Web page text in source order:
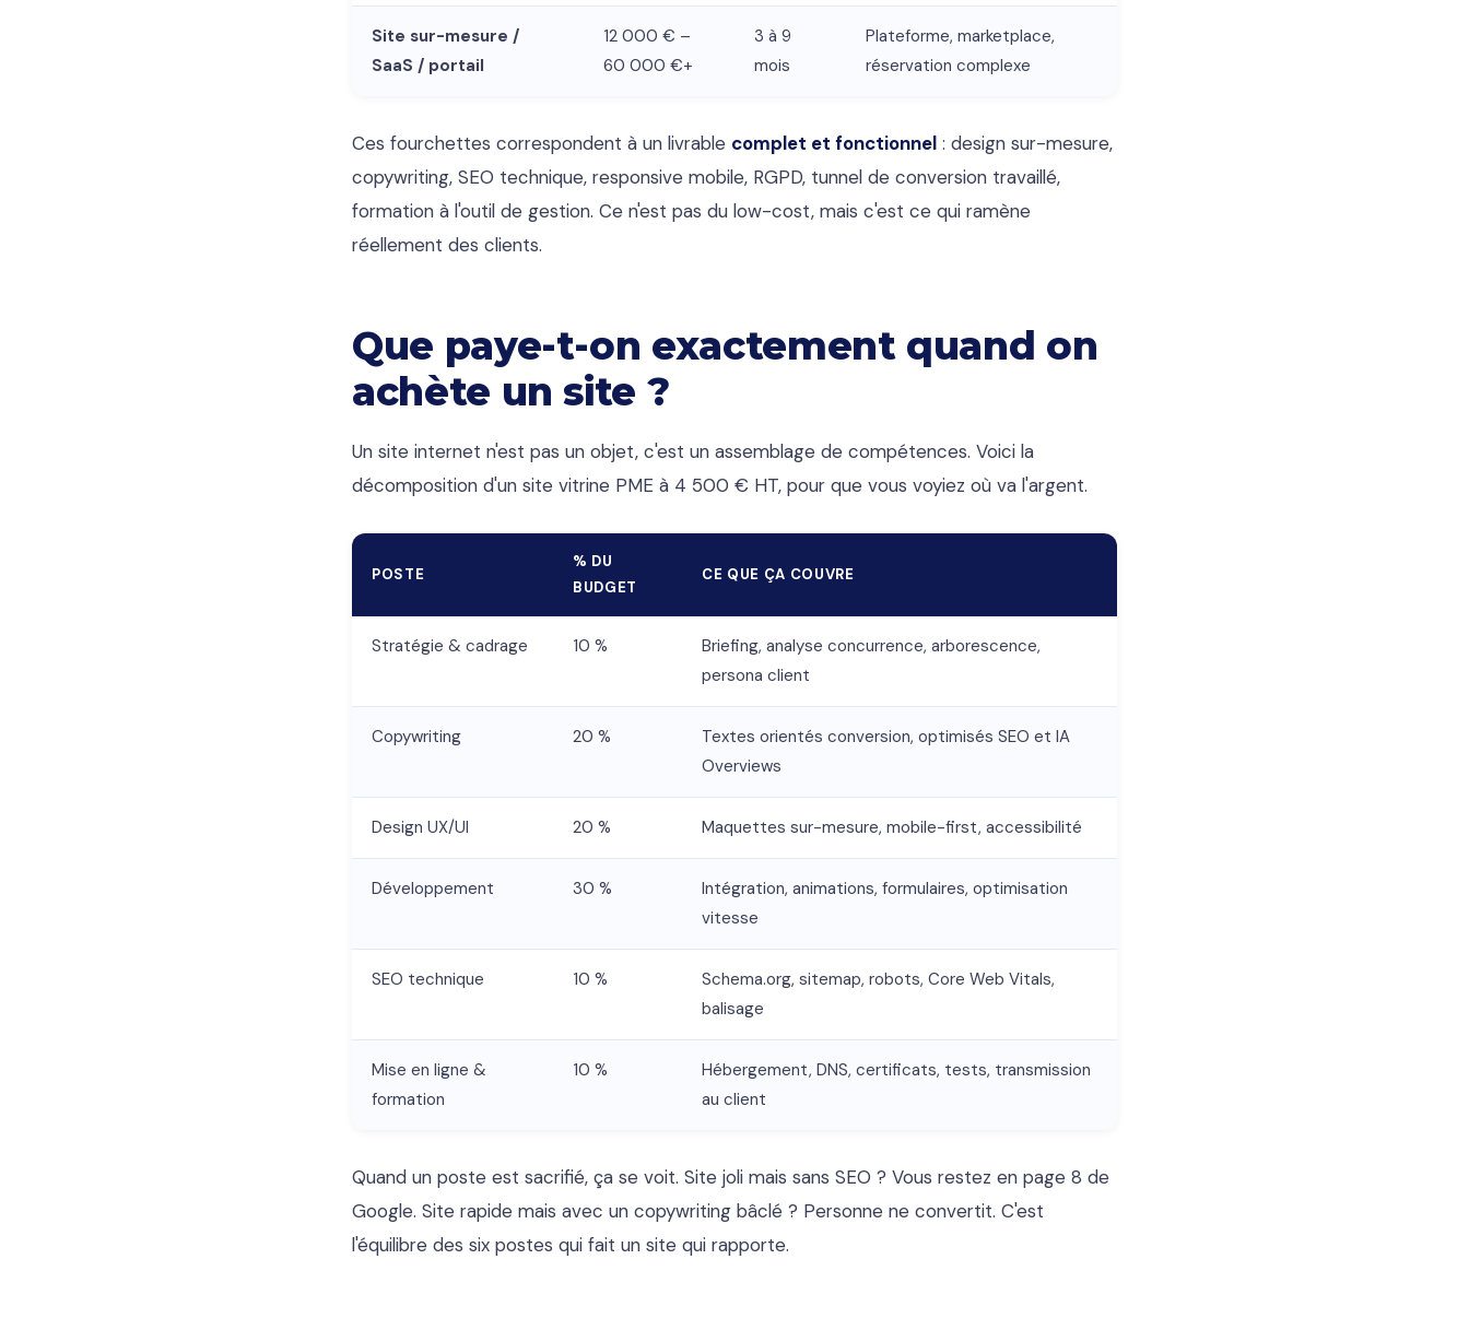
Site sur-mesure /
SaaS / portail
12 000 € –
60 000 €+
3 à 9
mois
Plateforme, marketplace,
réservation complexe
Ces fourchettes correspondent à un livrable complet et fonctionnel : design sur-mesure,
copywriting, SEO technique, responsive mobile, RGPD, tunnel de conversion travaillé,
formation à l'outil de gestion. Ce n'est pas du low-cost, mais c'est ce qui ramène
réellement des clients.
Que paye-t-on exactement quand on
achète un site ?
Un site internet n'est pas un objet, c'est un assemblage de compétences. Voici la
décomposition d'un site vitrine PME à 4 500 € HT, pour que vous voyiez où va l'argent.
POSTE
% DU
BUDGET
CE QUE ÇA COUVRE
Stratégie & cadrage 10 %
Briefing, analyse concurrence, arborescence,
persona client
Copywriting 20 %
Textes orientés conversion, optimisés SEO et IA
Overviews
Design UX/UI 20 % Maquettes sur-mesure, mobile-first, accessibilité
Développement 30 %
Intégration, animations, formulaires, optimisation
vitesse
SEO technique 10 %
Schema.org, sitemap, robots, Core Web Vitals,
balisage
Mise en ligne &
formation
10 %
Hébergement, DNS, certificats, tests, transmission
au client
Quand un poste est sacrifié, ça se voit. Site joli mais sans SEO ? Vous restez en page 8 de
Google. Site rapide mais avec un copywriting bâclé ? Personne ne convertit. C'est
l'équilibre des six postes qui fait un site qui rapporte.